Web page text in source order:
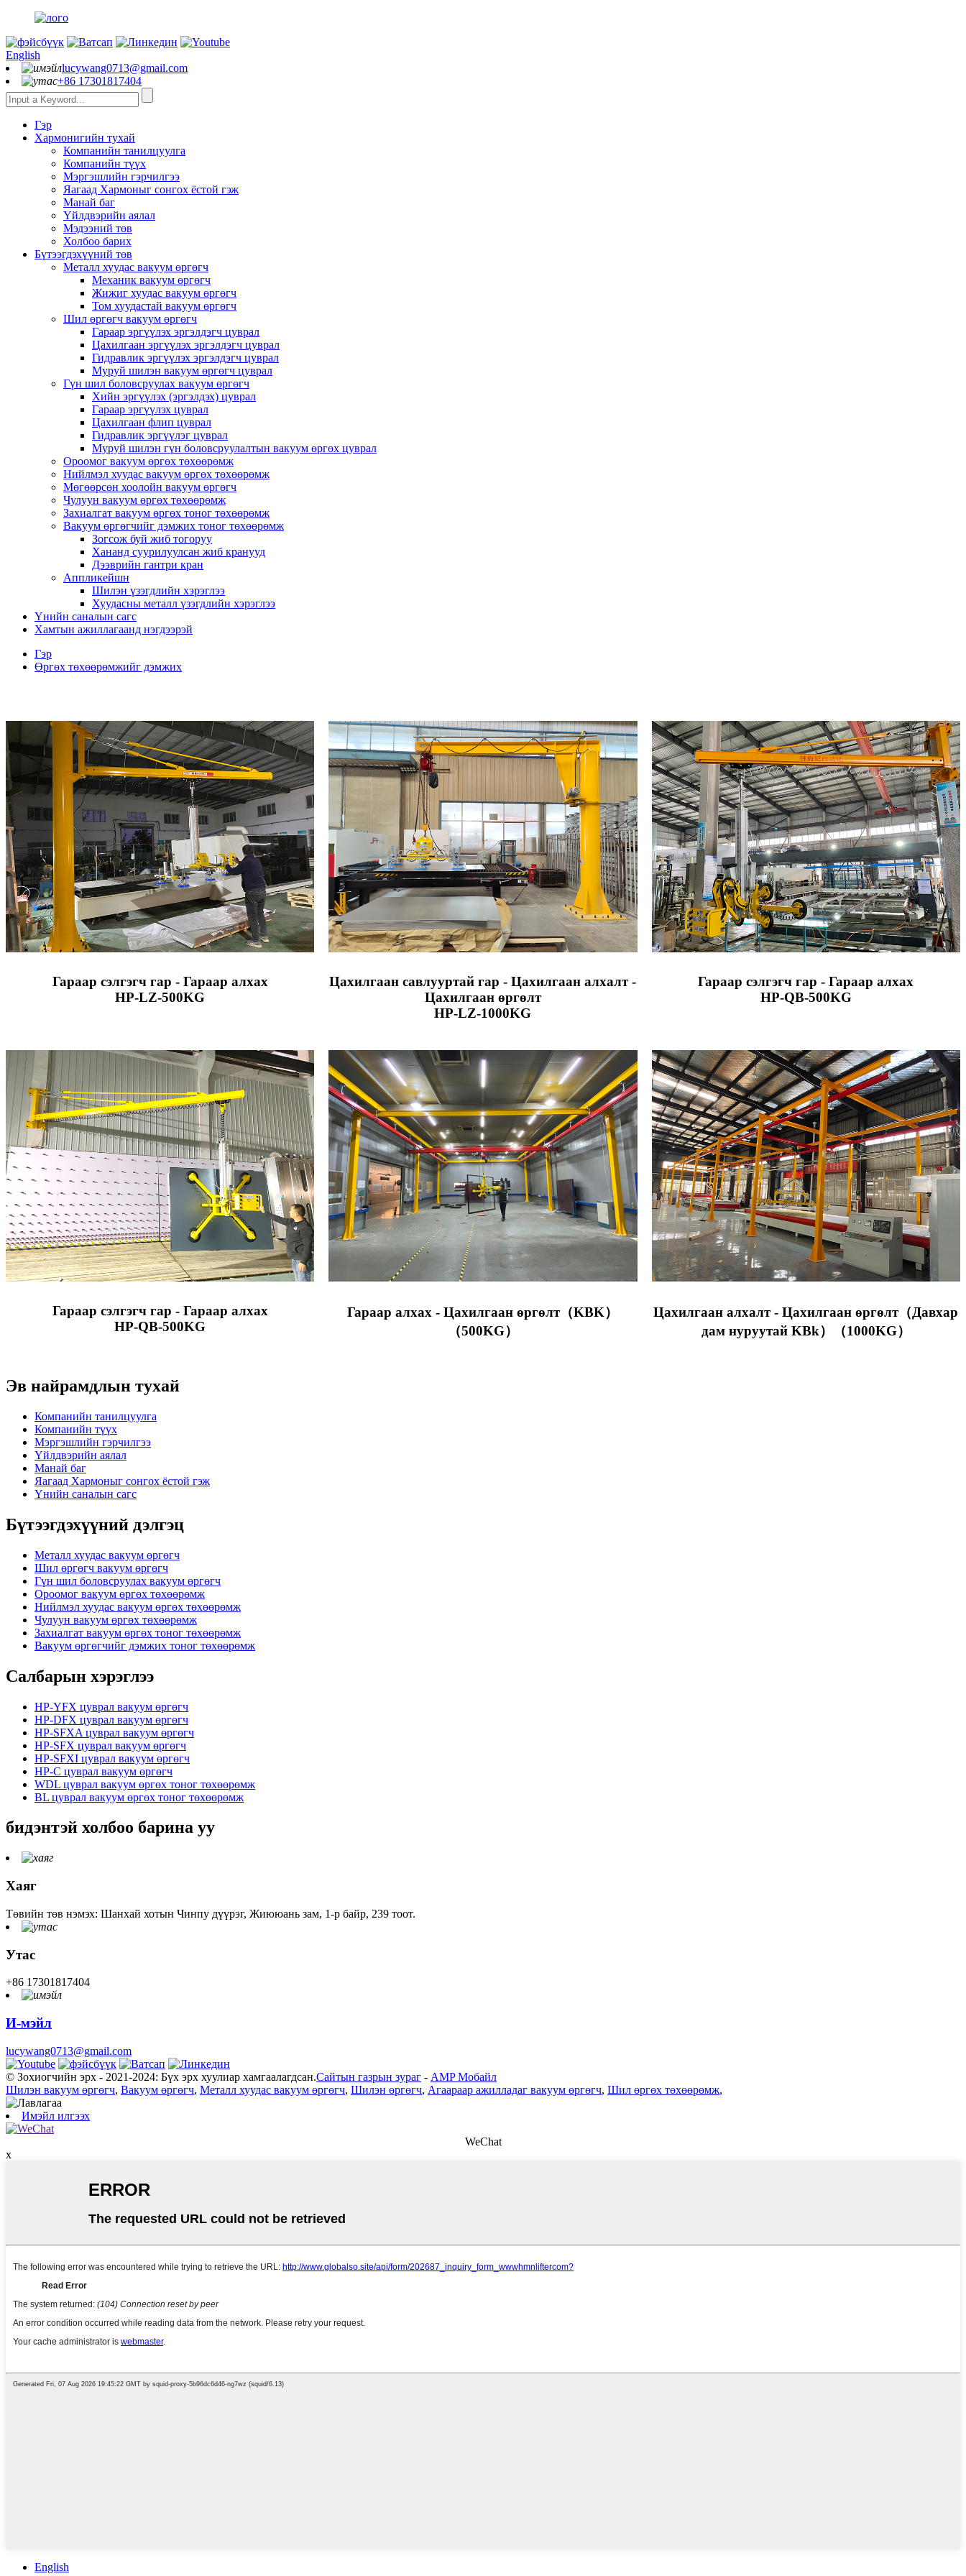
English
lucywang0713@gmail.com
+86 17301817404
Гэр
Хармонигийн тухай
Компанийн танилцуулга
Компанийн түүх
Мэргэшлийн гэрчилгээ
Яагаад Хармоныг сонгох ёстой гэж
Манай баг
Үйлдвэрийн аялал
Мэдээний төв
Холбоо барих
Бүтээгдэхүүний төв
Металл хуудас вакуум өргөгч
Механик вакуум өргөгч
Жижиг хуудас вакуум өргөгч
Том хуудастай вакуум өргөгч
Шил өргөгч вакуум өргөгч
Гараар эргүүлэх эргэлдэгч цуврал
Цахилгаан эргүүлэх эргэлдэгч цуврал
Гидравлик эргүүлэх эргэлдэгч цуврал
Муруй шилэн вакуум өргөгч цуврал
Гүн шил боловсруулах вакуум өргөгч
Хийн эргүүлэх (эргэлдэх) цуврал
Гараар эргүүлэх цуврал
Цахилгаан флип цуврал
Гидравлик эргүүлэг цуврал
Муруй шилэн гүн боловсруулалтын вакуум өргөх цуврал
Ороомог вакуум өргөх төхөөрөмж
Нийлмэл хуудас вакуум өргөх төхөөрөмж
Мөгөөрсөн хоолойн вакуум өргөгч
Чулуун вакуум өргөх төхөөрөмж
Захиалгат вакуум өргөх тоног төхөөрөмж
Вакуум өргөгчийг дэмжих тоног төхөөрөмж
Зогсож буй жиб тогоруу
Хананд суурилуулсан жиб кранууд
Дээврийн гантри кран
Аппликейшн
Шилэн үзэгдлийн хэрэглээ
Хуудасны металл үзэгдлийн хэрэглээ
Үнийн саналын сагс
Хамтын ажиллагаанд нэгдээрэй
Гэр
Өргөх төхөөрөмжийг дэмжих
Гараар сэлгэгч гар - Гараар алхах
HP-LZ-500KG
Цахилгаан савлууртай гар - Цахилгаан алхалт -
Цахилгаан өргөлт
HP-LZ-1000KG
Гараар сэлгэгч гар - Гараар алхах
HP-QB-500KG
Гараар сэлгэгч гар - Гараар алхах
HP-QB-500KG
Гараар алхах - Цахилгаан өргөлт（KBK）
（500KG）
Цахилгаан алхалт - Цахилгаан өргөлт（Давхар
дам нуруутай KBk）（1000KG）
Эв найрамдлын тухай
Компанийн танилцуулга
Компанийн түүх
Мэргэшлийн гэрчилгээ
Үйлдвэрийн аялал
Манай баг
Яагаад Хармоныг сонгох ёстой гэж
Үнийн саналын сагс
Бүтээгдэхүүний дэлгэц
Металл хуудас вакуум өргөгч
Шил өргөгч вакуум өргөгч
Гүн шил боловсруулах вакуум өргөгч
Ороомог вакуум өргөх төхөөрөмж
Нийлмэл хуудас вакуум өргөх төхөөрөмж
Чулуун вакуум өргөх төхөөрөмж
Захиалгат вакуум өргөх тоног төхөөрөмж
Вакуум өргөгчийг дэмжих тоног төхөөрөмж
Салбарын хэрэглээ
HP-YFX цуврал вакуум өргөгч
HP-DFX цуврал вакуум өргөгч
HP-SFXA цуврал вакуум өргөгч
HP-SFX цуврал вакуум өргөгч
HP-SFXI цуврал вакуум өргөгч
HP-C цуврал вакуум өргөгч
WDL цуврал вакуум өргөх тоног төхөөрөмж
BL цуврал вакуум өргөх тоног төхөөрөмж
бидэнтэй холбоо барина уу
Хаяг
Төвийн төв нэмэх: Шанхай хотын Чинпу дүүрэг, Жиююань зам, 1-р байр, 239 тоот.
Утас
+86 17301817404
И-мэйл
lucywang0713@gmail.com
© Зохиогчийн эрх - 2021-2024: Бүх эрх хуулиар хамгаалагдсан.Сайтын газрын зураг - AMP Мобайл
Шилэн вакуум өргөгч, Вакуум өргөгч, Металл хуудас вакуум өргөгч, Шилэн өргөгч, Агаараар ажилладаг вакуум өргөгч, Шил өргөх төхөөрөмж,
Имэйл илгээх
WeChat
x
English